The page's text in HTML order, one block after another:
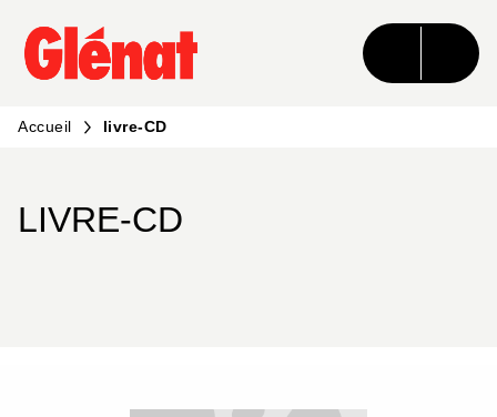
MENU RECHERCHE CONTENU
PIED DE PAGE
Accueil livre-CD
LIVRE-CD